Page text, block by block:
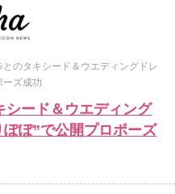
とのタキシード＆ウエディングドレ
ズ成功
シード＆ウエディング
ぽ”で公開プロポーズ